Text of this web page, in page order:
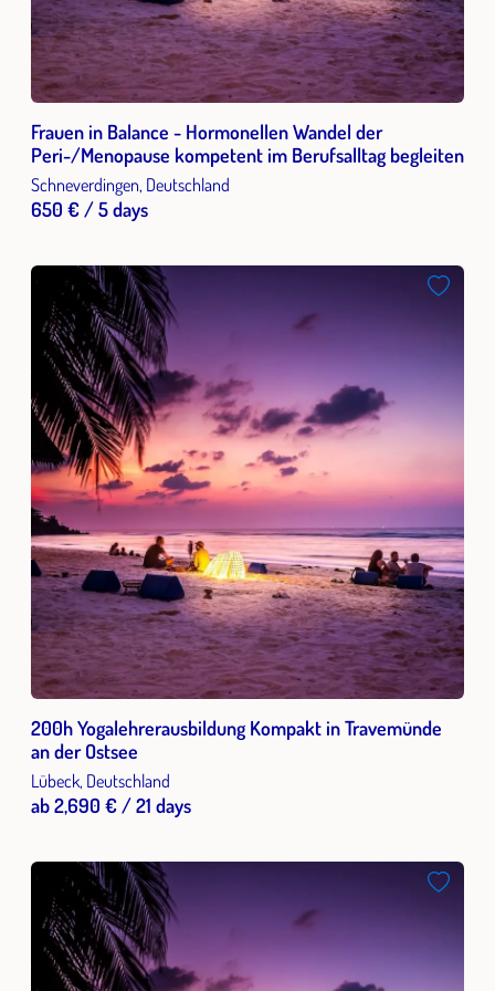
Frauen in Balance - Hormonellen Wandel der
Peri-/Menopause kompetent im Berufsalltag begleiten
Schneverdingen, Deutschland
650 € / 5 days
200h Yogalehrerausbildung Kompakt in Travemünde
an der Ostsee
Lübeck, Deutschland
ab 2,690 € / 21 days